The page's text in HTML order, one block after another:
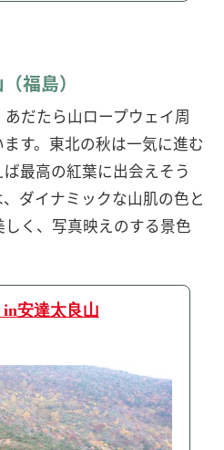
福島）
だたら山ロープウェイ周
す。東北の秋は一気に進む
最高の紅葉に出会えそう
ダイナミックな山肌の色と
く、写真映えのする景色